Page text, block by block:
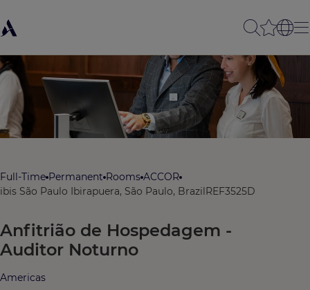
Full-Time Permanent Rooms ACCOR
ibis São Paulo Ibirapuera, São Paulo, BrazilREF3525D
Anfitrião de Hospedagem -
Auditor Noturno
Americas